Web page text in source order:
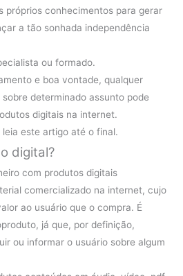
próprios conhecimentos para gerar
a tão sonhada independência
ou formado.
e boa vontade, qualquer
determinado assunto pode
digitais na internet.
leia este artigo até o final.
digital?
comercializado na internet, cujo
ao usuário que o compra. É
já que, por definição,
ou informar o usuário sobre algum